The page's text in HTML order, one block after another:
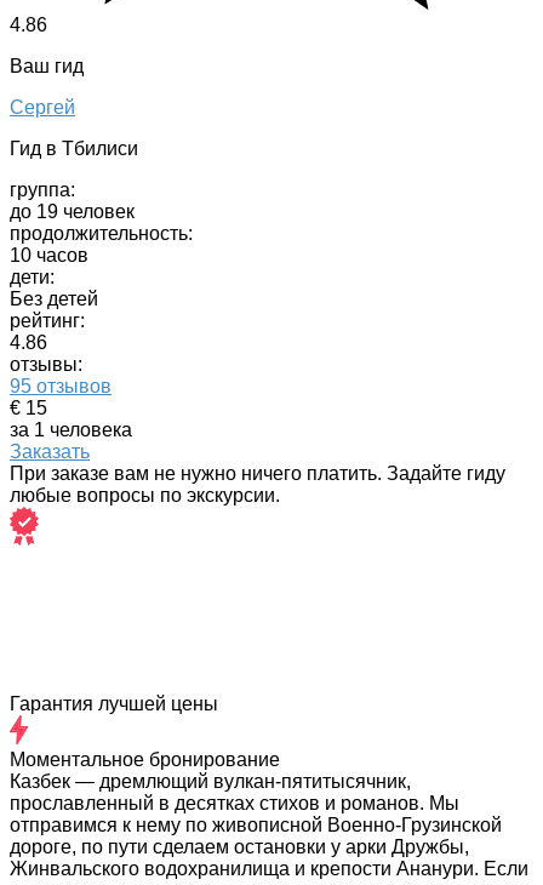
4.86
Ваш гид
Сергей
Гид в Тбилиси
группа:
до 19 человек
продолжительность:
10 часов
дети:
Без детей
рейтинг:
4.86
отзывы:
95 отзывов
€ 15
за 1 человека
Заказать
При заказе вам не нужно ничего платить. Задайте гиду
любые вопросы по экскурсии.
Гарантия лучшей цены
Моментальное бронирование
Казбек — дремлющий вулкан-пятитысячник,
прославленный в десятках стихов и романов. Мы
отправимся к нему по живописной Военно-Грузинской
дороге, по пути сделаем остановки у арки Дружбы,
Жинвальского водохранилища и крепости Ананури. Если